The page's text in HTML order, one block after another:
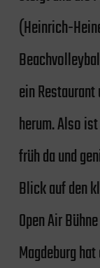
(Heinrich-
ein
herum. Also
früh da und
Blick auf den
Open Air
Magdeburg